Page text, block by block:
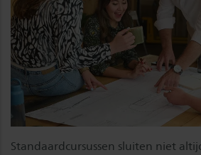
Standaardcursussen sluiten niet